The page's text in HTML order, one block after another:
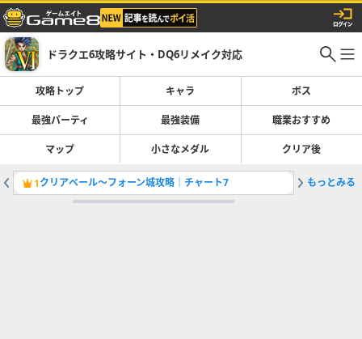
ドラクエ6攻略サイト・DQ6リメイク対応
攻略トップ キャラ ボス
最強パーティ 最強装備 職業おすすめ
マップ 小さなメダル クリア後
1クリアベール〜フォーン城攻略｜チャート7 2カルカ
もっとみる